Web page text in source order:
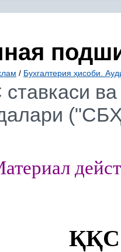
/ Бухгалтерия ҳисоби.
ҚҚ